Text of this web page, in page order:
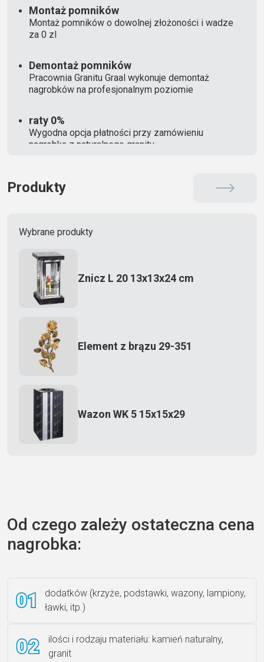
Montaż pomników
Montaż pomników o dowolnej złożoności i wadze
za 0 zl
Demontaż pomników
Pracownia Granitu Graal wykonuje demontaż
nagrobków na profesjonalnym poziomie
raty 0%
Wygodna opcja płatności przy zamówieniu
nagrobka z naturalnego granitu
Produkty
Wybrane produkty
Znicz L 20 13x13x24 cm
Element z brązu 29-351
Wazon WK 5 15x15x29
Książka 2
Od czego zależy ostateczna cena
nagrobka:
dodatków (krzyże, podstawki, wazony, lampiony,
ławki, itp.)
ilości i rodzaju materiału: kamień naturalny,
granit